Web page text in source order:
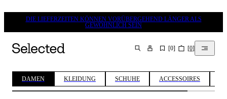
DIE LIEFERZEITEN KÖNNEN VORÜBERGEHEND LÄNGER ALS
GEWÖHNLICH SEIN
SUCHEN [0] [0]
DAMEN KLEIDUNG SCHUHE ACCESSOIRES